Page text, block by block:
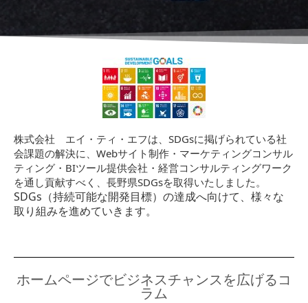
株式会社 エイ・ティ・エフは、SDGsに掲げられている社
会課題の解決に、Webサイト制作・マーケティングコンサル
ティング・BIツール提供会社・経営コンサルティングワーク
を通し貢献すべく、長野県SDGsを取得いたしました。
SDGs（持続可能な開発目標）の達成へ向けて、様々な
取り組みを進めていきます。
ホームページでビジネスチャンスを広げるコ
ラム